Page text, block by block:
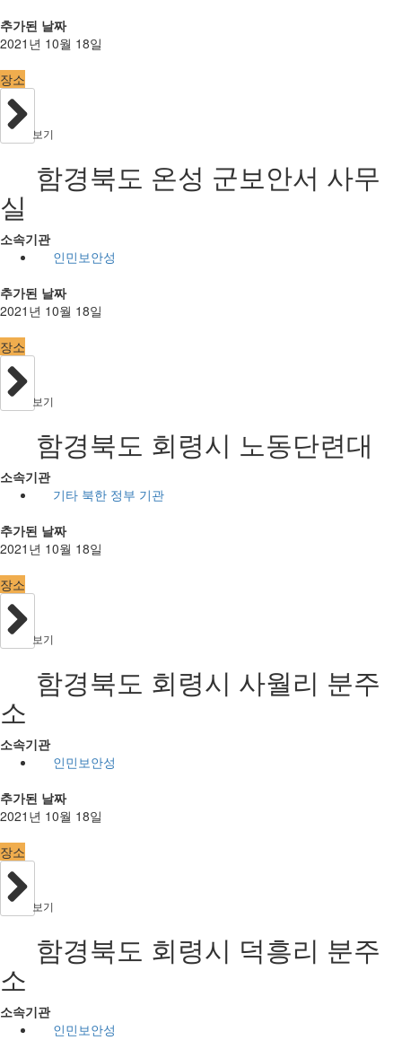
추가된 날짜
2021년 10월 18일
장소
보기
함경북도 온성 군보안서 사무
실
소속기관
인민보안성
추가된 날짜
2021년 10월 18일
장소
보기
함경북도 회령시 노동단련대
소속기관
기타 북한 정부 기관
추가된 날짜
2021년 10월 18일
장소
보기
함경북도 회령시 사월리 분주
소
소속기관
인민보안성
추가된 날짜
2021년 10월 18일
장소
보기
함경북도 회령시 덕흥리 분주
소
소속기관
인민보안성